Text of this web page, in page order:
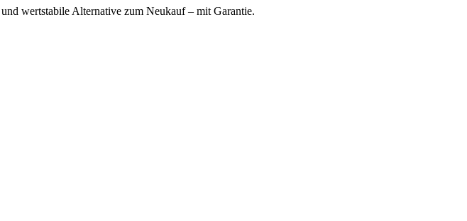
wertstabile Alternative zum Neukauf – mit Garantie.